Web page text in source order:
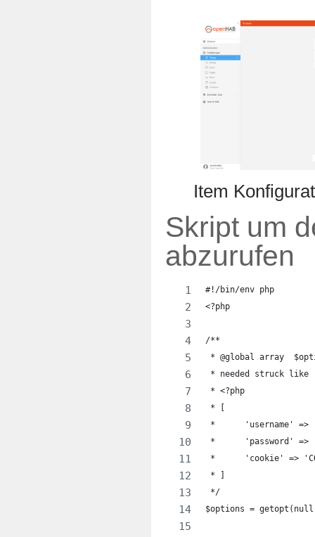
Item
Skript um
abzurufen
#!/bin/env php
<?php
/**
* @global array
* needed struck like
* <?php
* [
* 	'username'
* 	'password' =>
* 	'cookie' =>
* ]
*/
$options =